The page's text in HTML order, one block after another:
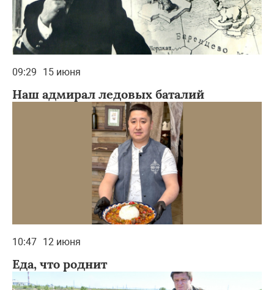
09:29 15 июня
Наш адмирал ледовых баталий
10:47 12 июня
Еда, что роднит